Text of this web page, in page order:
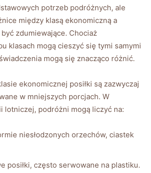
potrzeb podróżnych, ale
między‌ klasą ekonomiczną a
zdumiewające. ⁤Chociaż
klasach mogą cieszyć się tymi samymi​
mogą się znacząco różnić.
ekonomicznej​ posiłki‌ są zazwyczaj
w mniejszych‌ porcjach. W
lotniczej, ​podróżni mogą liczyć na:
niesłodzonych orzechów, ciastek
posiłki, często⁢ serwowane na⁣ plastiku.